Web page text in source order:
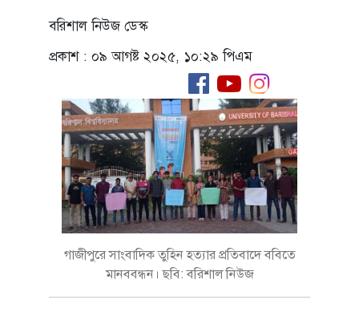
বরিশাল নিউজ ডেস্ক
প্রকাশ : ০৯ আগষ্ট ২০২৫, ১০:২৯ পিএম
গাজীপুরে সাংবাদিক তুহিন হত্যার প্রতিবাদে ববিতে
মানববন্ধন। ছবি: বরিশাল নিউজ